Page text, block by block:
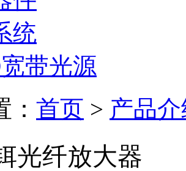
统
带光源
首页 > 产品
光纤放大器